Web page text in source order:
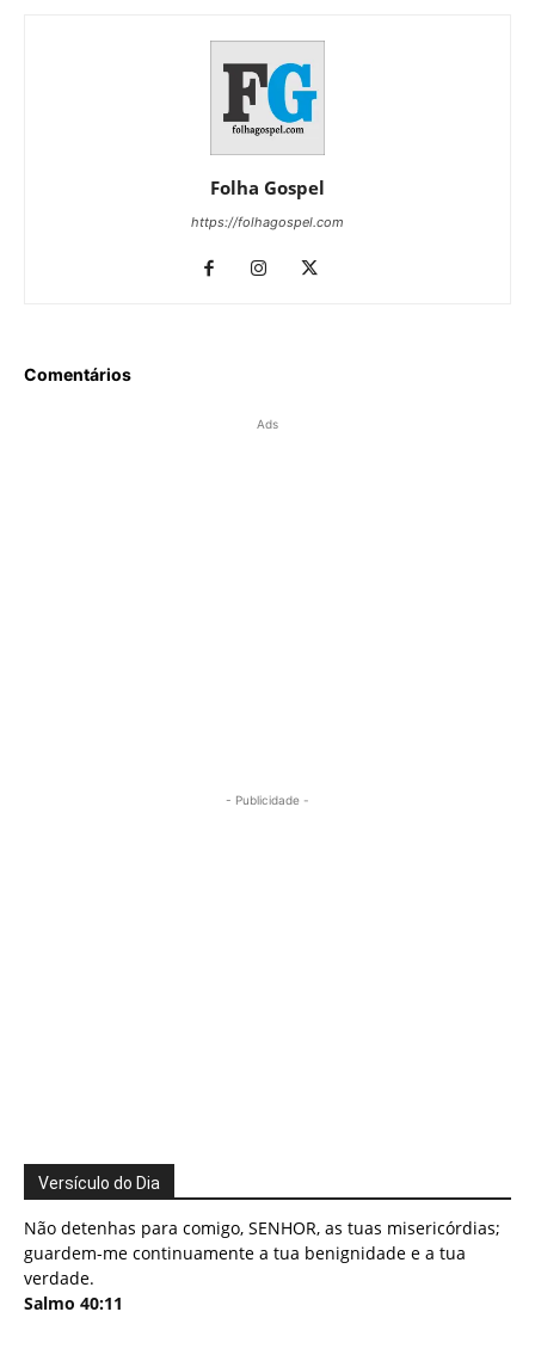
Folha Gospel
https://folhagospel.com
Comentários
Ads
- Publicidade -
Versículo do Dia
Não detenhas para comigo, SENHOR, as tuas misericórdias;
guardem-me continuamente a tua benignidade e a tua
verdade.
Salmo 40:11